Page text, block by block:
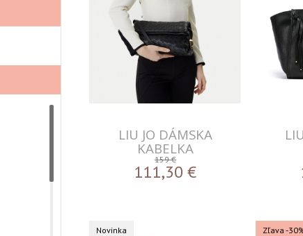
LIU JO DÁMSKA
KABELKA
159 €
111,30 €
Novinka
Zľava -